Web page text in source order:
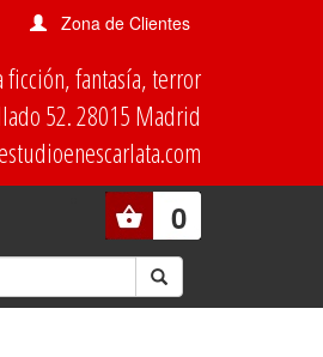
Zona de Clientes
fantasía, terror
52. 28015 Madrid
0